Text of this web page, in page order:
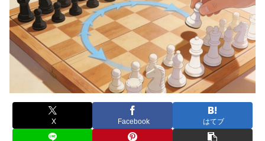
X Facebook はてブ